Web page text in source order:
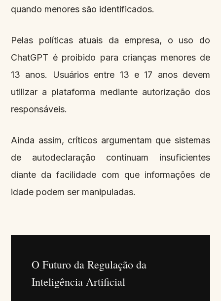
quando menores são identificados.
Pelas políticas atuais da empresa, o uso do
ChatGPT é proibido para crianças menores de
13 anos. Usuários entre 13 e 17 anos devem
utilizar a plataforma mediante autorização dos
responsáveis.
Ainda assim, críticos argumentam que sistemas
de autodeclaração continuam insuficientes
diante da facilidade com que informações de
idade podem ser manipuladas.
O Futuro da Regulação da
Inteligência Artificial